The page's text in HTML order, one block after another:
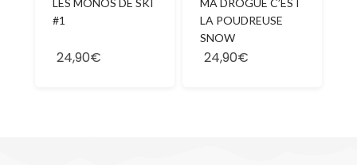
#1
24,90€
LA POUDREUSE
SNOW
24,90€